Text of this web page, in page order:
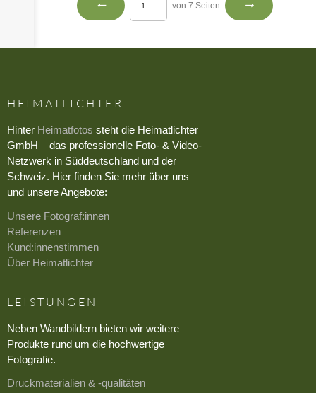
von 7 Seiten
HEIMATLICHTER
Hinter Heimatfotos steht die Heimatlichter
GmbH – das professionelle Foto- & Video-
Netzwerk in Süddeutschland und der
Schweiz. Hier finden Sie mehr über uns
und unsere Angebote:
Unsere Fotograf:innen
Referenzen
Kund:innenstimmen
Über Heimatlichter
LEISTUNGEN
Neben Wandbildern bieten wir weitere
Produkte rund um die hochwertige
Fotografie.
Druckmaterialien & -qualitäten